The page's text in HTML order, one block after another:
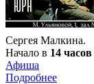
Сергея Малкина.
Начало в 14 часов
Афиша
Подробнее